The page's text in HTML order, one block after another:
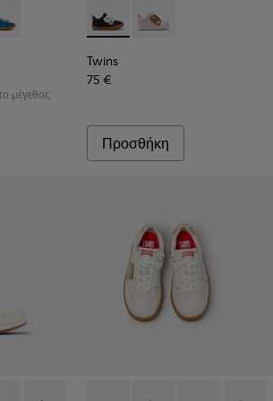
007 - Μαύρα δερμάτινα sneakers για
K800707-008
Path - K800707-002 - Μπλε δερμάτινα
μέγεθος
Twins - K800714-002 - Μαύρα
Twins - K800714-001
Twins
75 €
Προσθήκη